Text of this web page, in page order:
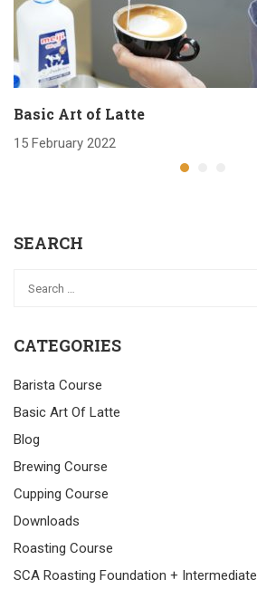
Basic Art of Latte
15 February 2022
SEARCH
CATEGORIES
Barista Course
Basic Art Of Latte
Blog
Brewing Course
Cupping Course
Downloads
Roasting Course
SCA Roasting Foundation + Intermediate